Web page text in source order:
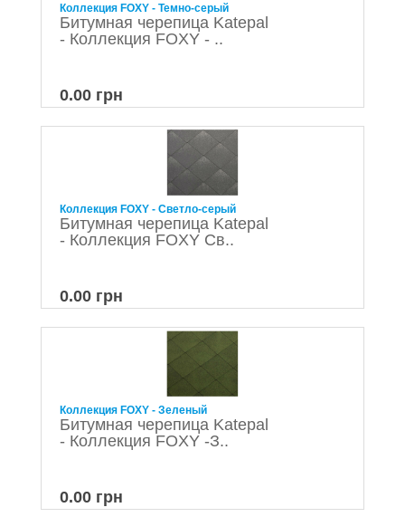
Коллекция FOXY - Темно-серый
Битумная черепица Katepal
- Коллекция FOXY - ..
0.00 грн
Коллекция FOXY - Светло-серый
Битумная черепица Katepal
- Коллекция FOXY Св..
0.00 грн
Коллекция FOXY - Зеленый
Битумная черепица Katepal
- Коллекция FOXY -З..
0.00 грн